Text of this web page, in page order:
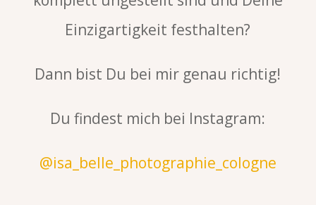
Einzigartigkeit festhalten?
Dann bist Du bei mir genau richtig!
Du findest mich bei Instagram:
@isa_belle_photographie_cologne